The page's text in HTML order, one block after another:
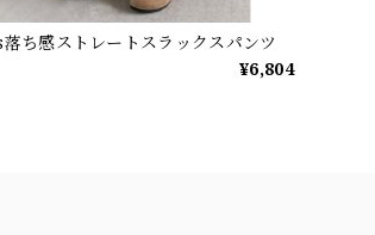
ち感ストレートスラックスパンツ
¥6,804